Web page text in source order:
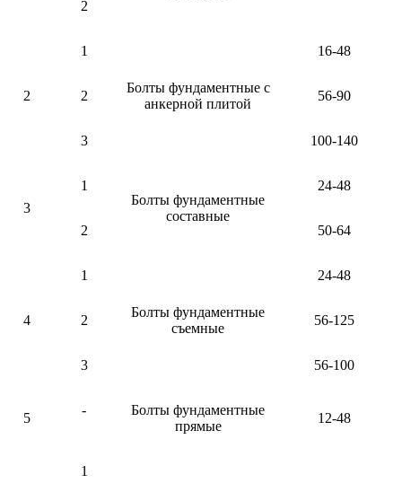
2
2
1
Болты фундаментные с
анкерной плитой
16-48
2 56-90
3 100-140
3
1
Болты фундаментные
составные
24-48
2 50-64
4
1
Болты фундаментные
съемные
24-48
2 56-125
3 56-100
5
-
Болты фундаментные
прямые
12-48
1